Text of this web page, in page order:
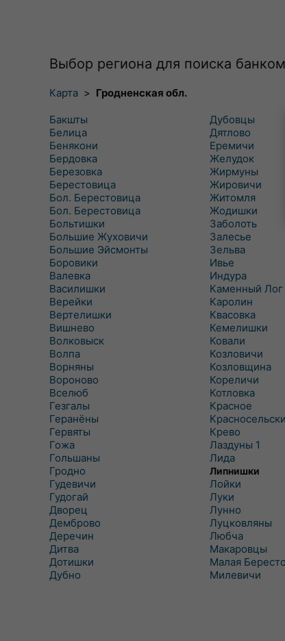
Выбор региона для поиска
Карта > Гродненская обл.
Бакшты
Белица
Бенякони
Бердовка
Березовка
Берестовица
Бол. Берестовица
Бол. Берестовица
Больтишки
Большие Жуховичи
Большие Эйсмонты
Боровики
Валевка
Василишки
Верейки
Вертелишки
Вишнево
Волковыск
Волпа
Ворняны
Вороново
Вселюб
Гезгалы
Геранёны
Гервяты
Гожа
Гольшаны
Гродно
Гудевичи
Гудогай
Дворец
Демброво
Деречин
Дитва
Дотишки
Дубно
Дубовцы
Дятлово
Еремичи
Желудок
Жирмуны
Жировичи
Житомля
Жодишки
Заболоть
Залесье
Зельва
Ивье
Индура
Каменный Лог
Каролин
Квасовка
Кемелишки
Ковали
Козловичи
Козловщина
Кореличи
Котловка
Красное
Крево
Лаздуны 1
Лида
Липнишки
Лойки
Луки
Лунно
Луцковляны
Любча
Макаровцы
Малая
Милевичи